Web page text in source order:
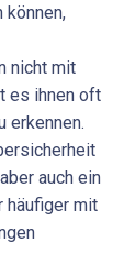
können,
nicht mit
es ihnen oft
erkennen.
auch ein
häufiger mit